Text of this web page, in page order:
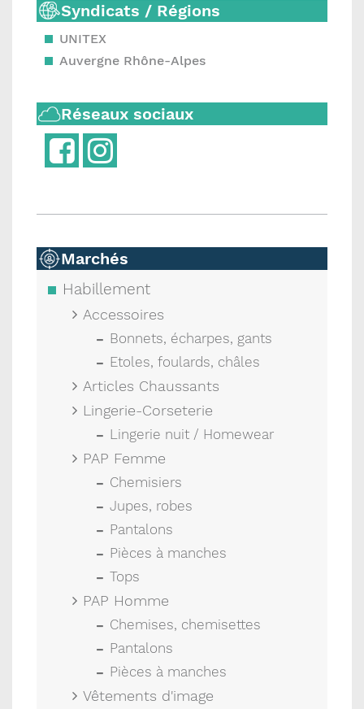
Syndicats / Régions
UNITEX
Auvergne Rhône-Alpes
Réseaux sociaux
Marchés
Habillement
Accessoires
Bonnets, écharpes, gants
Etoles, foulards, châles
Articles Chaussants
Lingerie-Corseterie
Lingerie nuit / Homewear
PAP Femme
Chemisiers
Jupes, robes
Pantalons
Pièces à manches
Tops
PAP Homme
Chemises, chemisettes
Pantalons
Pièces à manches
Vêtements d'image